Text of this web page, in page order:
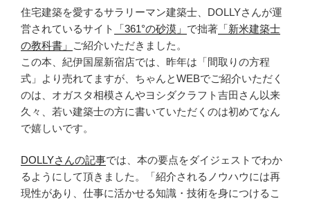
づくりができる体制を整えています。
住宅建築を愛するサラリーマン建築士、DOLLYさんが運
営されているサイト
「361°の砂漠」 で拙著 「新米建築士
の教科書」
ご紹介いただきました。
この本、紀伊国屋新宿店では、昨年は「間取りの方程
式」より売れてますが、ちゃんとWEBでご紹介いただく
のは、オガスタ相模さんやヨシダクラフト吉田さん以来
久々、若い建築士の方に書いていただくのは初めてなん
で嬉しいです。
DOLLYさんの記事では、本の要点をダイジェストでわか
るようにして頂きました。「紹介されるノウハウには再
現性があり、仕事に活かせる知識・技術を身につけるこ